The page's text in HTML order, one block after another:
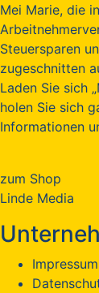
Mei Marie, die
Steuersparen
zugeschnitten
Laden Sie sich
holen Sie sich
Informationen
zum Shop
Linde Media
Impressum